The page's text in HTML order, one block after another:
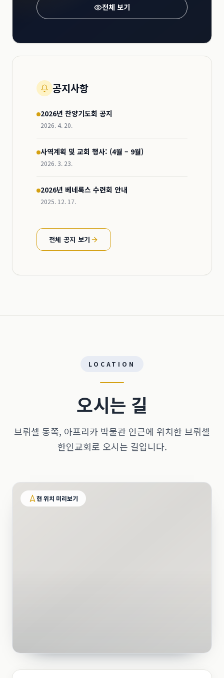
전체 보기
공지사항
2026년 찬양기도회 공지
2026. 4. 20.
사역계획 및 교회 행사: (4월 – 9월)
2026. 3. 23.
2026년 베네룩스 수련회 안내
2025. 12. 17.
전체 공지 보기
LOCATION
오시는 길
브뤼셀 동쪽, 아프리카 박물관 인근에 위치한 브뤼셀
한인교회로 오시는 길입니다.
현 위치 미리보기